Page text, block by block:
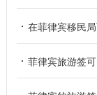
在菲律宾移民
菲律宾旅游签